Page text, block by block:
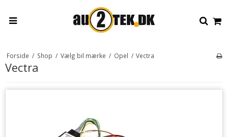
Forside / Shop / Vælg bil mærke / Opel / Vectra
Vectra